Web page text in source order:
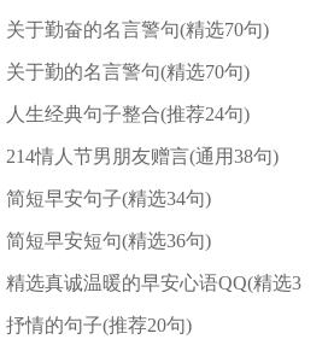
关于勤奋的名言警句(精选70句)
关于勤的名言警句(精选70句)
人生经典句子整合(推荐24句)
214情人节男朋友赠言(通用38句)
简短早安句子(精选34句)
简短早安短句(精选36句)
精选真诚温暖的早安心语QQ(精选3
抒情的句子(推荐20句)